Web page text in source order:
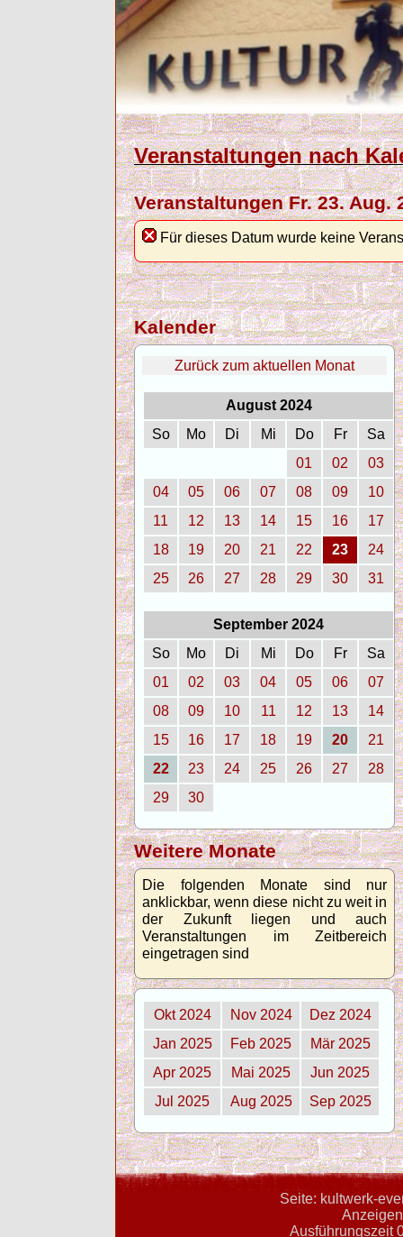
Veranstaltungen nach
Veranstaltungen Fr. 23. Aug.
Für dieses Datum wurde keine
Kalender
Zurück zum aktuellen Monat
August 2024
So
Mo Di Mi Do Fr
Sa
01
02
03
04
05 06 07 08 09
10
11
12 13 14 15 16
17
18
19 20 21 22 23
24
25
26 27 28 29 30 31
September 2024
So
Mo Di Mi Do Fr
Sa
01
02 03 04 05 06
07
08
09 10 11 12 13
14
15
16 17 18 19 20
21
22
23 24 25 26 27
28
29
30
Weitere Monate
Die folgenden Monate sind nur
anklickbar, wenn diese nicht zu weit in
der Zukunft liegen und auch
Veranstaltungen im Zeitbereich
eingetragen sind
Okt 2024 Nov 2024
Dez 2024
Jan 2025
Feb 2025
Mär 2025
Apr 2025
Mai 2025
Jun 2025
Jul 2025
Aug 2025 Sep 2025
Seite: kultwerk-
Ausführungszeit